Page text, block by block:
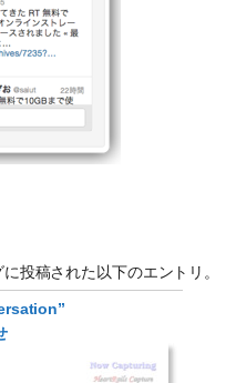
投稿された以下のエントリ。